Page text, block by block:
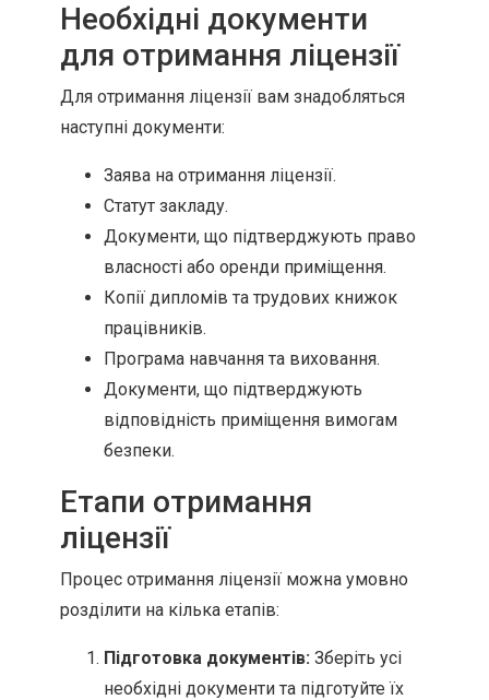
Необхідні документи
для отримання ліцензії
Для отримання ліцензії вам знадобляться
наступні документи:
Заява на отримання ліцензії.
Статут закладу.
Документи, що підтверджують право
власності або оренди приміщення.
Копії дипломів та трудових книжок
працівників.
Програма навчання та виховання.
Документи, що підтверджують
відповідність приміщення вимогам
безпеки.
Етапи отримання
ліцензії
Процес отримання ліцензії можна умовно
розділити на кілька етапів:
Підготовка документів: Зберіть усі
необхідні документи та підготуйте їх